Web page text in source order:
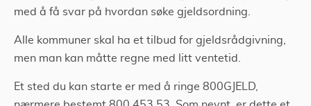
med å få svar på hvordan søke gjeldsordning.
Alle kommuner skal ha et tilbud for gjeldsrådgivning,
men man kan måtte regne med litt ventetid.
Et sted du kan starte er med å ringe 800GJELD,